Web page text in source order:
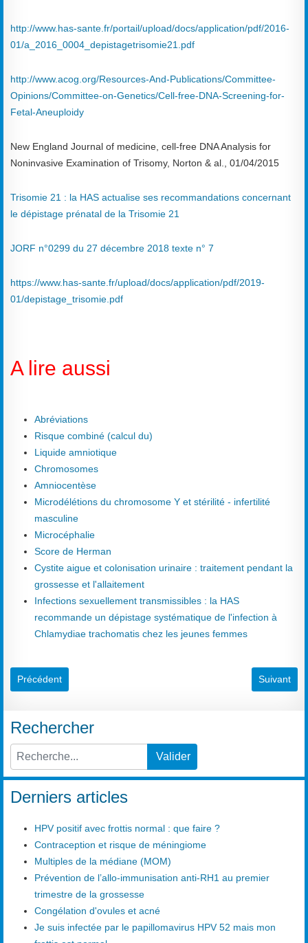
http://www.has-sante.fr/portail/upload/docs/application/pdf/2016-
01/a_2016_0004_depistagetrisomie21.pdf
http://www.acog.org/Resources-And-Publications/Committee-
Opinions/Committee-on-Genetics/Cell-free-DNA-Screening-for-
Fetal-Aneuploidy
New England Journal of medicine, cell-free DNA Analysis for
Noninvasive Examination of Trisomy, Norton & al., 01/04/2015
Trisomie 21 : la HAS actualise ses recommandations concernant
le dépistage prénatal de la Trisomie 21
JORF n°0299 du 27 décembre 2018 texte n° 7
https://www.has-sante.fr/upload/docs/application/pdf/2019-
01/depistage_trisomie.pdf
A lire aussi
Abréviations
Risque combiné (calcul du)
Liquide amniotique
Chromosomes
Amniocentèse
Microdélétions du chromosome Y et stérilité - infertilité
masculine
Microcéphalie
Score de Herman
Cystite aigue et colonisation urinaire : traitement pendant la
grossesse et l'allaitement
Infections sexuellement transmissibles : la HAS
recommande un dépistage systématique de l'infection à
Chlamydiae trachomatis chez les jeunes femmes
Article précédent : Dépistage de la trisomie 21
Précédent Article
Suivant
Rechercher
Type 2 or more characters for results.
Valider
Derniers articles
HPV positif avec frottis normal : que faire ?
Contraception et risque de méningiome
Multiples de la médiane (MOM)
Prévention de l’allo-immunisation anti-RH1 au premier
trimestre de la grossesse
Congélation d'ovules et acné
Je suis infectée par le papillomavirus HPV 52 mais mon